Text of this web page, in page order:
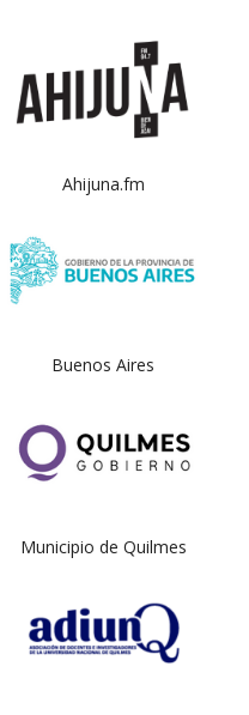
Ahijuna.fm
Buenos Aires
Municipio de Quilmes